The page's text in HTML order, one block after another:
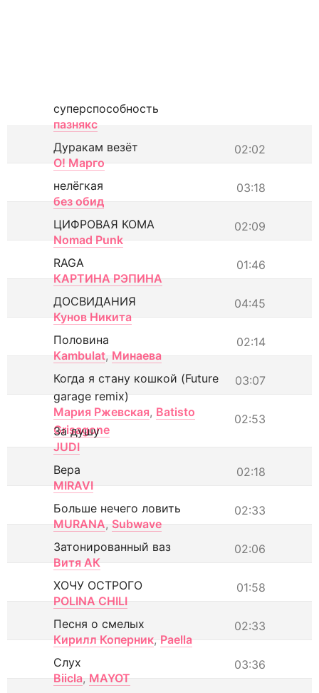
суперспособность
пазнякс
02:02
Дуракам везёт
О! Марго
03:18
нелёгкая
без обид
02:09
ЦИФРОВАЯ КОМА
Nomad Punk
01:46
RAGA
КАРТИНА РЭПИНА
04:45
ДОСВИДАНИЯ
Кунов Никита
02:14
Половина
Kambulat, Минаева
03:07
Когда я стану кошкой (Future
garage remix)
Мария Ржевская, Batisto
Grisagone
02:53
За душу
JUDI
02:18
Вера
MIRAVI
02:33
Больше нечего ловить
MURANA, Subwave
02:06
Затонированный ваз
Витя АК
01:58
ХОЧУ ОСТРОГО
POLINA CHILI
02:33
Песня о смелых
Кирилл Коперник, Paella
03:36
Слух
Biicla, MAYOT